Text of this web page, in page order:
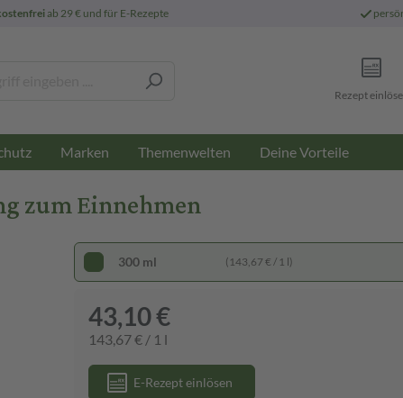
ab 29 € und für E-Rezepte
Rezept
Marken Themenwelten Deine Vorteile
zum Einnehmen
300 ml (143,67 € / 1 l)
43,10 €
143,67 € / 1 l
E-Rezept einlösen